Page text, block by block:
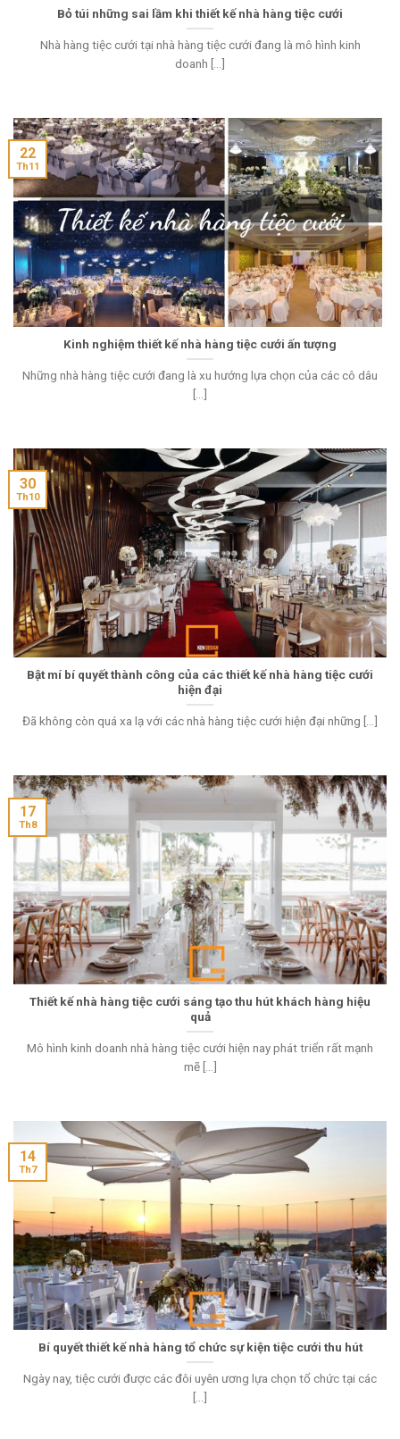
Bỏ túi những sai lầm khi thiết kế nhà hàng tiệc cưới
Nhà hàng tiệc cưới tại nhà hàng tiệc cưới đang là mô hình kinh
doanh [...]
Kinh nghiệm thiết kế nhà hàng tiệc cưới ấn tượng
Những nhà hàng tiệc cưới đang là xu hướng lựa chọn của các cô dâu
[...]
22
Th11
Bật mí bí quyết thành công của các thiết kế nhà hàng tiệc cưới
hiện đại
Đã không còn quá xa lạ với các nhà hàng tiệc cưới hiện đại những [...]
30
Th10
Thiết kế nhà hàng tiệc cưới sáng tạo thu hút khách hàng hiệu
quả
Mô hình kinh doanh nhà hàng tiệc cưới hiện nay phát triển rất mạnh
mẽ [...]
17
Th8
Bí quyết thiết kế nhà hàng tổ chức sự kiện tiệc cưới thu hút
Ngày nay, tiệc cưới được các đôi uyên ương lựa chọn tổ chức tại các
[...]
14
Th7